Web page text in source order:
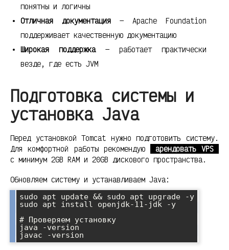
понятны и логичны
Отличная документация— Apache Foundation
поддерживает качественную документацию
Широкая поддержка— работает практически
везде, где есть JVM
Подготовка системы и
установка Java
Перед установкой Tomcat нужно подготовить систему.
Для комфортной работы рекомендую
арендовать VPS
с минимум 2GB RAM и 20GB дискового пространства.
Обновляем систему и устанавливаем Java:
sudo apt update && sudo apt upgrade -y
sudo apt install openjdk-11-jdk -y
# Проверяем установку
java -version